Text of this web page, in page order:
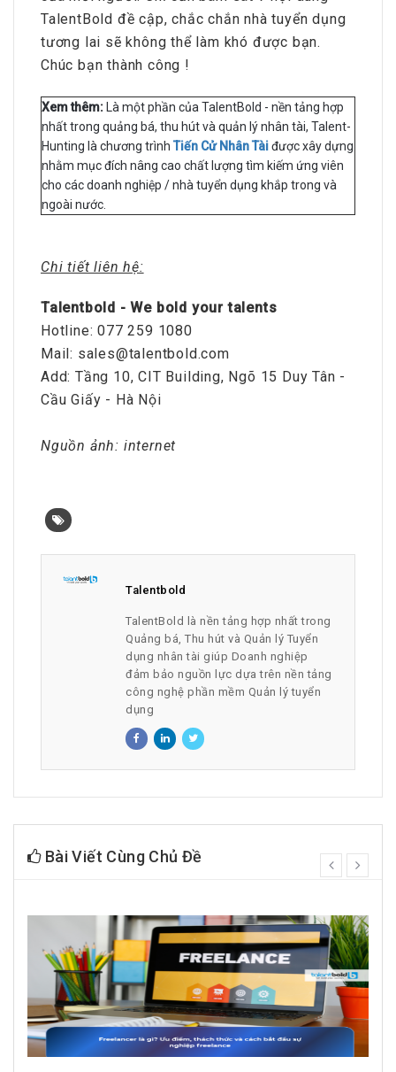
TalentBold đề cập, chắc chắn nhà tuyển dụng
tương lai sẽ không thể làm khó được bạn.
Chúc bạn thành công !
Xem thêm:Là một phần của TalentBold - nền tảng hợp
nhất trong quảng bá, thu hút và quản lý nhân tài, Talent-
Hunting là chương trình Tiến Cử Nhân Tàiđược xây dựng
nhằm mục đích nâng cao chất lượng tìm kiếm ứng viên
cho các doanh nghiệp / nhà tuyển dụng khắp trong và
ngoài nước.
Chi tiết liên hệ:
Talentbold - We bold your talents
Hotline: 077 259 1080
Mail: sales@talentbold.com
Add: Tầng 10, CIT Building, Ngõ 15 Duy Tân -
Cầu Giấy - Hà Nội
Nguồn ảnh: internet
Talentbold
TalentBold là nền tảng hợp nhất trong
Quảng bá, Thu hút và Quản lý Tuyển
dụng nhân tài giúp Doanh nghiệp
đảm bảo nguồn lực dựa trên nền tảng
công nghệ phần mềm Quản lý tuyển
dụng
Bài Viết Cùng Chủ Đề
prev
next